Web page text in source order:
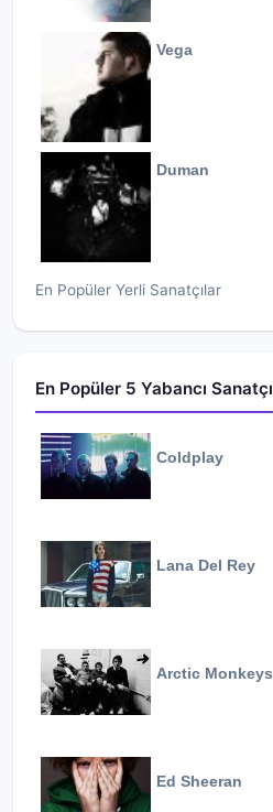
Vega
Duman
En Popüler Yerli Sanatçılar
En Popüler 5 Yabancı Sanatçı
Coldplay
Lana Del Rey
Arctic Monkeys
Ed Sheeran